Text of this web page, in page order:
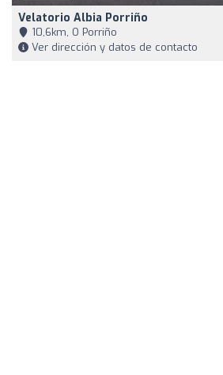
Velatorio Albia Porriño
10,6km, O Porriño
Ver dirección y datos de contacto